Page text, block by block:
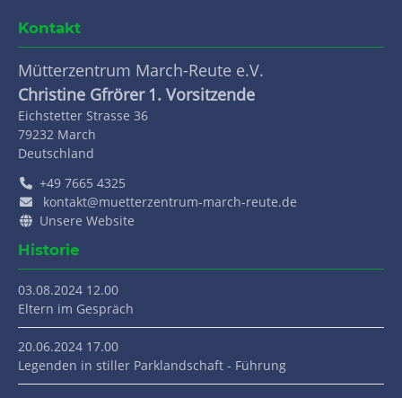
Kontakt
Mütterzentrum March-Reute e.V.
Christine Gfrörer 1. Vorsitzende
Eichstetter Strasse 36
79232 March
Deutschland
+49 7665 4325
kontakt@muetterzentrum-march-reute.de
Unsere Website
Historie
03.08.2024 12.00
Eltern im Gespräch
20.06.2024 17.00
Legenden in stiller Parklandschaft - Führung